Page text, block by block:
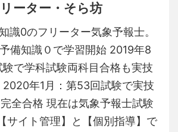
ーター・そら坊
識0のフリーター気象予報士。
備知識０で学習開始 2019年8
で学科試験両科目合格も実技
年1月：第53回試験で実技
全合格 現在は気象予報士試験
サイト管理】と【個別指導】で